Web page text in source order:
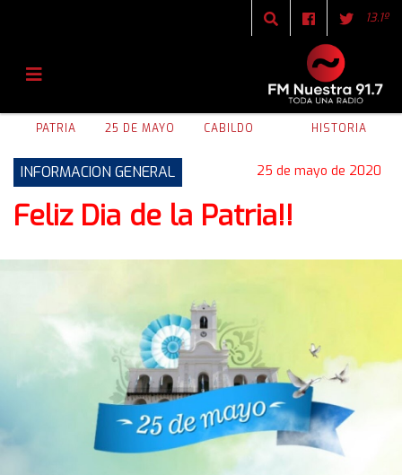
13.1º
PATRIA 25 DE MAYO CABILDO HISTORIA
INFORMACION GENERAL 25 de mayo de 2020
Feliz Dia de la Patria!!